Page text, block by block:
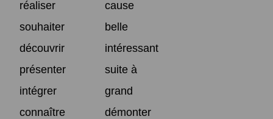
réaliser
cause
souhaiter
belle
découvrir
intéressant
présenter
suite à
intégrer
grand
connaître
démonter